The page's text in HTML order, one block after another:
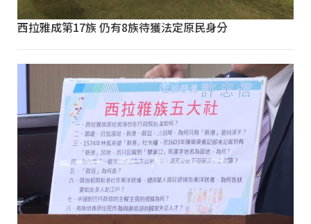
西拉雅成第17族 仍有8族待獲法定原民身分